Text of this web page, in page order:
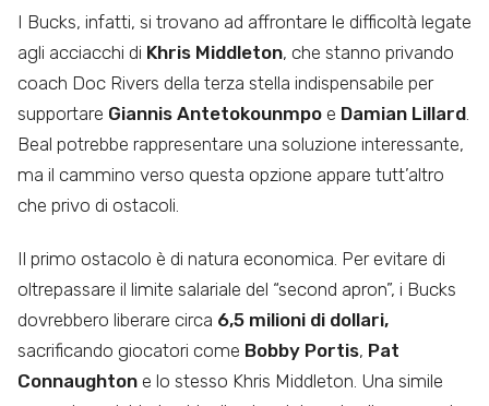
I Bucks, infatti, si trovano ad affrontare le difficoltà legate
agli acciacchi di Khris Middleton, che stanno privando
coach Doc Rivers della terza stella indispensabile per
supportare Giannis Antetokounmpo e Damian Lillard.
Beal potrebbe rappresentare una soluzione interessante,
ma il cammino verso questa opzione appare tutt’altro
che privo di ostacoli.
Il primo ostacolo è di natura economica. Per evitare di
oltrepassare il limite salariale del “second apron”, i Bucks
dovrebbero liberare circa 6,5 milioni di dollari,
sacrificando giocatori come Bobby Portis, Pat
Connaughton e lo stesso Khris Middleton. Una simile